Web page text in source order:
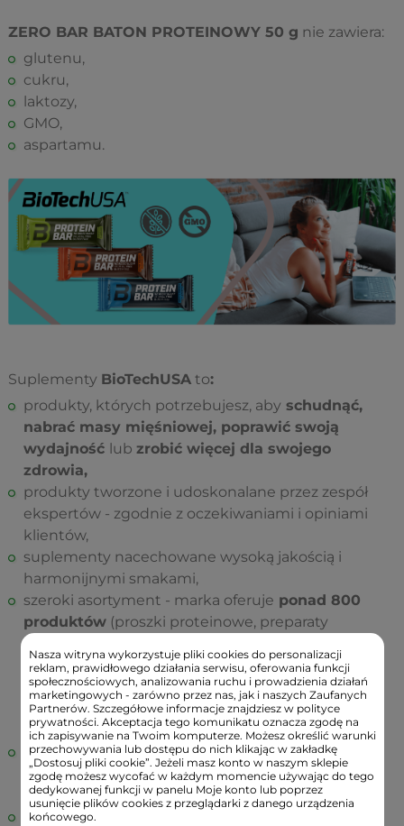
ZERO BAR BATON PROTEINOWY 50 g nie zawiera:
glutenu,
cukru,
laktozy,
GMO,
aspartamu.
Suplementy BioTechUSA to:
produkty, których potrzebujesz, aby schudnąć,
nabrać masy mięśniowej, poprawić swoją
wydajność lub zrobić więcej dla swojego
zdrowia,
produkty tworzone i udoskonalane przez zespół
ekspertów - zgodnie z oczekiwaniami i opiniami
klientów,
suplementy nacechowane wysoką jakością i
harmonijnymi smakami,
szeroki asortyment - marka oferuje ponad 800
produktów (proszki proteinowe, preparaty
aminokwasowe, różne batony, preparaty
przedtreningowe, produkty do sportów
wytrzymałościowych, preparaty do kontroli masy
ciała oraz ponad 40 produktów witaminowych o
wysokiej mocy),
produkty wytwarzane są we własnych zakładach
produkcyjnych, w kontrolowanym środowisku, z
wysokiej jakości i starannie dobranych surowców,
szeroka współpraca z zawodowymi sportowcami i
Nasza witryna wykorzystuje pliki cookies do personalizacji
reklam, prawidłowego działania serwisu, oferowania funkcji
społecznościowych, analizowania ruchu i prowadzienia działań
marketingowych - zarówno przez nas, jak i naszych Zaufanych
Partnerów. Szczegółowe informacje znajdziesz w polityce
prywatności. Akceptacja tego komunikatu oznacza zgodę na
ich zapisywanie na Twoim komputerze. Możesz określić warunki
przechowywania lub dostępu do nich klikając w zakładkę
„Dostosuj pliki cookie”. Jeżeli masz konto w naszym sklepie
zgodę możesz wycofać w każdym momencie używając do tego
dedykowanej funkcji w panelu Moje konto lub poprzez
usunięcie plików cookies z przeglądarki z danego urządzenia
końcowego.